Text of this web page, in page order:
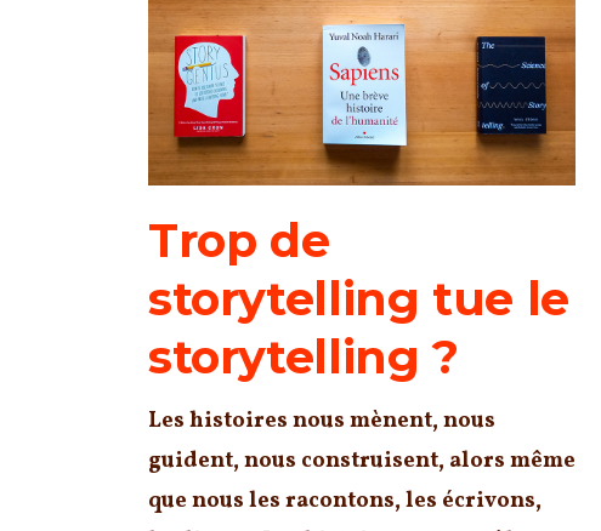
Trop de
storytelling tue le
storytelling ?
Les histoires nous mènent, nous
guident, nous construisent, alors même
que nous les racontons, les écrivons,